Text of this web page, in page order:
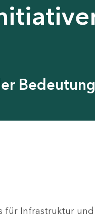
Bedeutung
Infrastruktur und